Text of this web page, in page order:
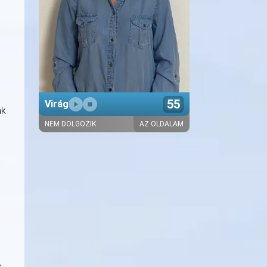
Virág 55
Bemutatkozó szöveg hamarosan
NEM DOLGOZIK AZ OLDALAM